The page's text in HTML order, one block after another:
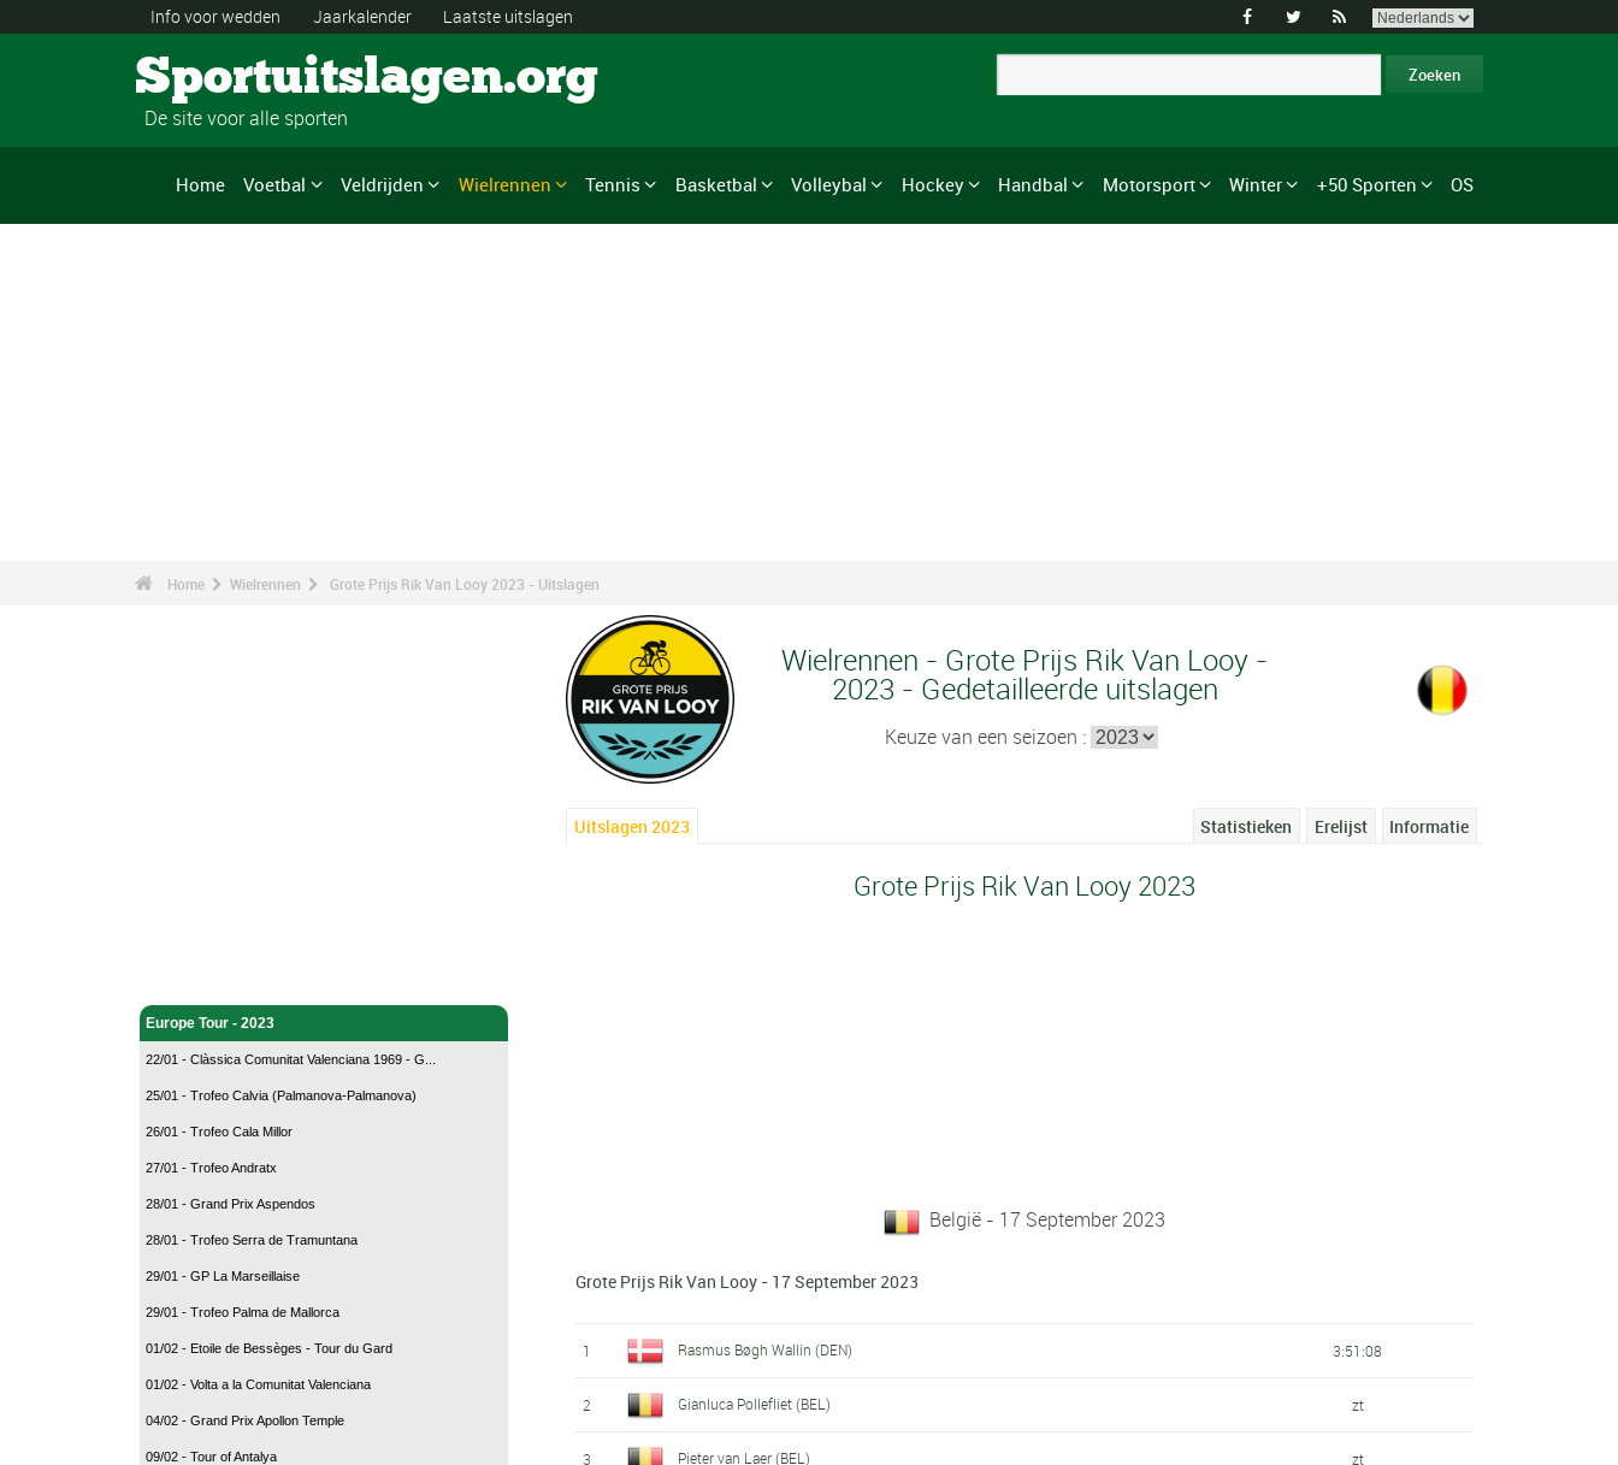
Info voor wedden Jaarkalender Laatste uitslagen   
Sportuitslagen.org
De site voor alle sporten
Home Voetbal Veldrijden Wielrennen Tennis Basketbal Volleybal Hockey Handbal Motorsport Winter +50 Sporten OS
Home Wielrennen Grote Prijs Rik Van Looy 2023 - Uitslagen
Europe Tour - 2023
22/01 - Clàssica Comunitat Valenciana 1969 - G...
25/01 - Trofeo Calvia (Palmanova-Palmanova)
26/01 - Trofeo Cala Millor
27/01 - Trofeo Andratx
28/01 - Grand Prix Aspendos
28/01 - Trofeo Serra de Tramuntana
29/01 - GP La Marseillaise
29/01 - Trofeo Palma de Mallorca
01/02 - Etoile de Bessèges - Tour du Gard
01/02 - Volta a la Comunitat Valenciana
04/02 - Grand Prix Apollon Temple
09/02 - Tour of Antalya
Wielrennen - Grote Prijs Rik Van Looy -
2023 - Gedetailleerde uitslagen
Keuze van een seizoen :
Uitslagen 2023 Informatie
Erelijst
Statistieken
Grote Prijs Rik Van Looy 2023
België - 17 September 2023
Grote Prijs Rik Van Looy - 17 September 2023
1 Rasmus Bøgh Wallin (DEN) 3:51:08
2 Gianluca Pollefliet (BEL) zt
3 Pieter van Laer (BEL) zt